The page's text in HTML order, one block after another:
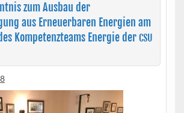
zum Ausbau der
aus Erneuerbaren Energien am
Kompetenzteams Energie derCSU